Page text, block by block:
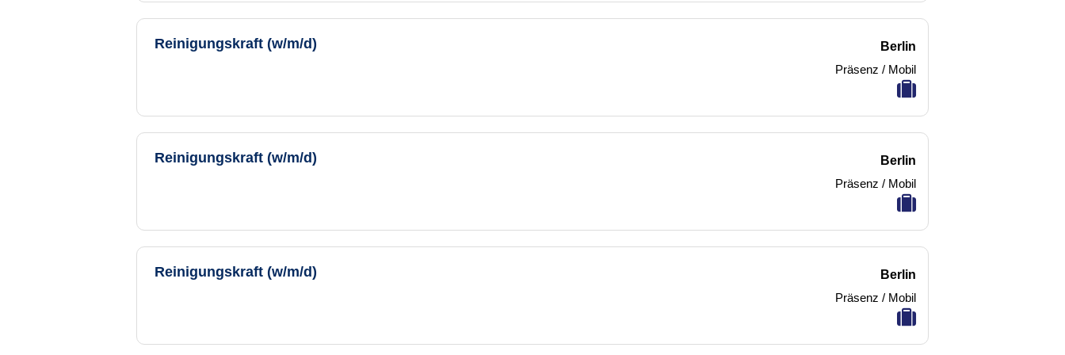
Reinigungskraft (w/m/d)
Berlin
Präsenz / Mobil
Reinigungskraft (w/m/d)
Berlin
Präsenz / Mobil
Reinigungskraft (w/m/d)
Berlin
Präsenz / Mobil